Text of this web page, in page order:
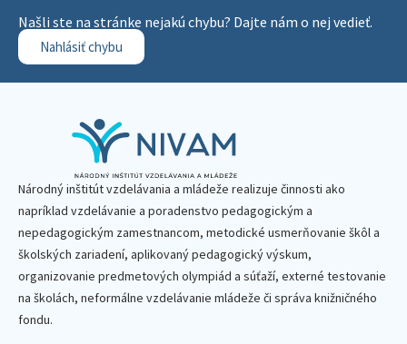
Našli ste na stránke nejakú chybu? Dajte nám o nej vedieť.
Nahlásiť chybu
Národný inštitút vzdelávania a mládeže realizuje činnosti ako
napríklad vzdelávanie a poradenstvo pedagogickým a
nepedagogickým zamestnancom, metodické usmerňovanie škôl a
školských zariadení, aplikovaný pedagogický výskum,
organizovanie predmetových olympiád a súťaží, externé testovanie
na školách, neformálne vzdelávanie mládeže či správa knižničného
fondu.